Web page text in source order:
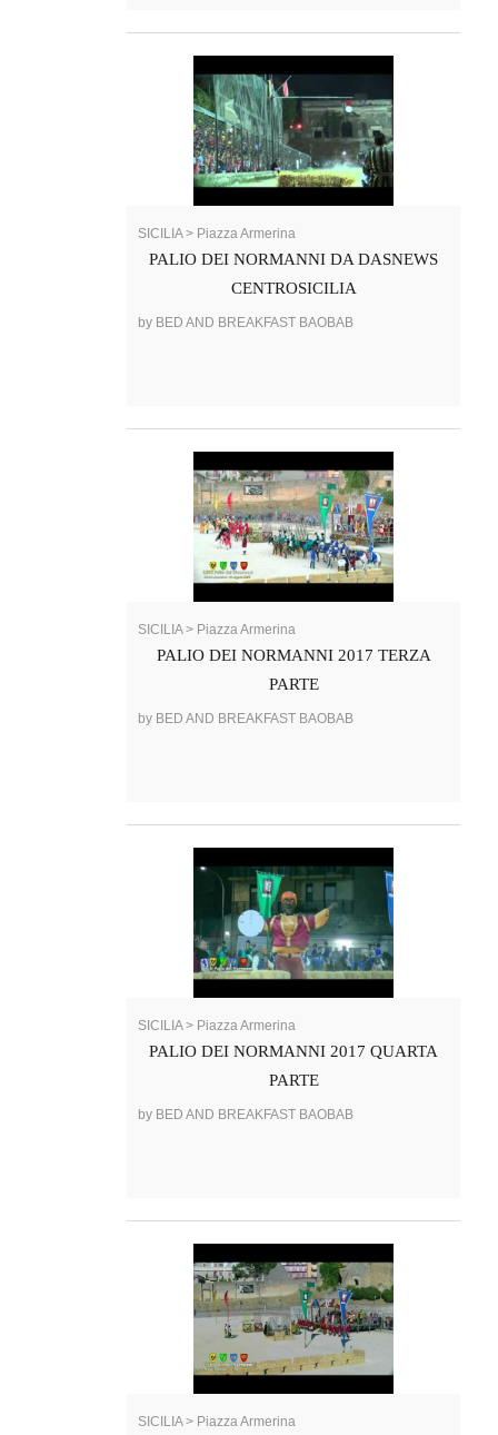
SICILIA > Piazza Armerina
PALIO DEI NORMANNI DA DASNEWS
CENTROSICILIA
by BED AND BREAKFAST BAOBAB
SICILIA > Piazza Armerina
PALIO DEI NORMANNI 2017 TERZA
PARTE
by BED AND BREAKFAST BAOBAB
SICILIA > Piazza Armerina
PALIO DEI NORMANNI 2017 QUARTA
PARTE
by BED AND BREAKFAST BAOBAB
SICILIA > Piazza Armerina